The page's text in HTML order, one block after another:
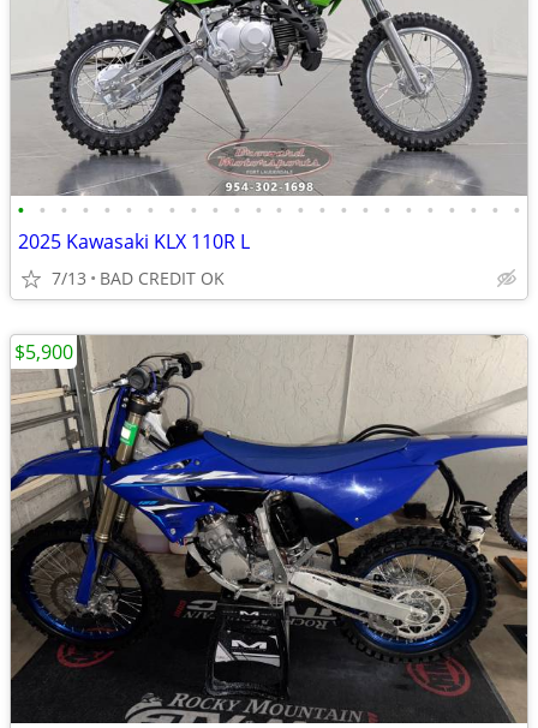
• • • • • • • • • • • • • • • • • • • • • • • •
2025 Kawasaki KLX 110R L
7/13 BAD CREDIT OK
$5,900